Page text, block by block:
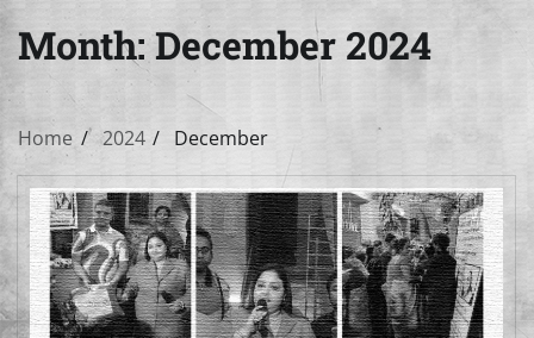
Month:December 2024
Home 2024 December